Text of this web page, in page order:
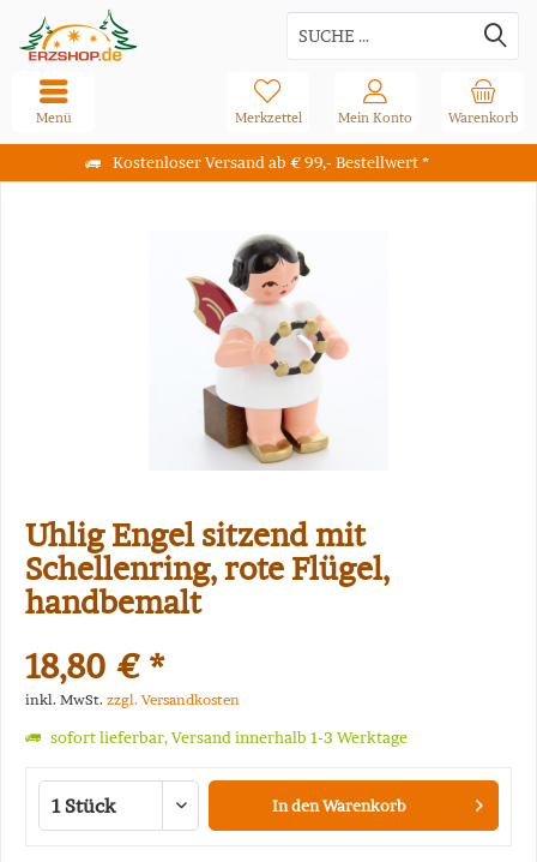
Kostenloser Versand ab € 99,- Bestellwert *
Warenkorb
Merkzettel Mein Konto
Menü
Uhlig Engel sitzend mit
Schellenring, rote Flügel,
handbemalt
18,80 € *
inkl. MwSt. zzgl. Versandkosten
sofort lieferbar, Versand innerhalb 1-3 Werktage
In denWarenkorb